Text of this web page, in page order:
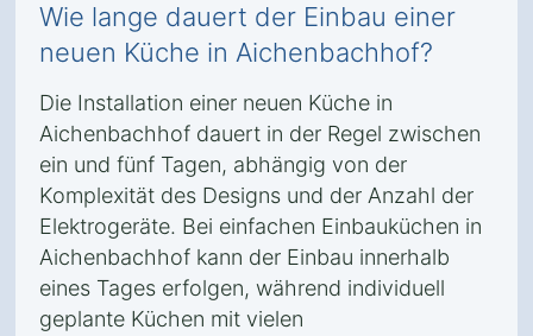
Wie lange dauert der Einbau einer
neuen Küche in Aichenbachhof?
Die Installation einer neuen Küche in
Aichenbachhof dauert in der Regel zwischen
ein und fünf Tagen, abhängig von der
Komplexität des Designs und der Anzahl der
Elektrogeräte. Bei einfachen Einbauküchen in
Aichenbachhof kann der Einbau innerhalb
eines Tages erfolgen, während individuell
geplante Küchen mit vielen